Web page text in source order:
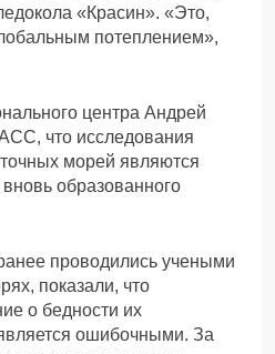
«Красин». «Это,
потеплением»,
центра Андрей
что исследования
морей являются
образованного
проводились учеными
показали, что
о бедности их
ошибочными. За